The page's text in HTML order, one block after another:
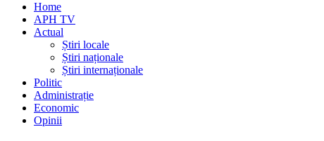
Home
APH TV
Actual
Știri locale
Știri naționale
Știri internaționale
Politic
Administrație
Economic
Opinii